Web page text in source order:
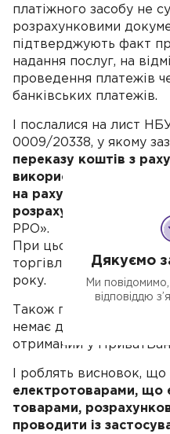
платіжного засобу не
розрахунковими
підтверджують факт
надання послуг, на
проведення платежів
банківських платежів.
І послалися на лист
0009/20338, у якому
переказу коштів з
використання
на рахунок
розрахункових
РРО».
При цьому РРО
торгівлі технічно
року.
Також податківці
немає даних про
отриманий у
І роблять висновок, що
електротоварами, що
товарами,
проводити із
Дякуємо
Ми повідомимо,
відповіддю